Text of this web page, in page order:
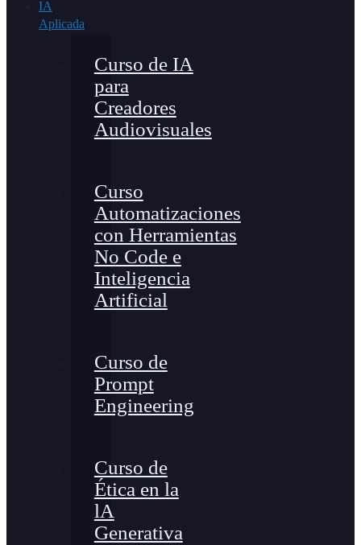
IA
Aplicada
Curso de IA
para
Creadores
Audiovisuales
Curso
Automatizaciones
con Herramientas
No Code e
Inteligencia
Artificial
Curso de
Prompt
Engineering
Curso de
Ética en la
lA
Generativa